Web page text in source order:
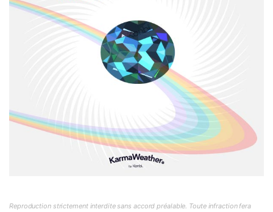
Reproduction strictement interdite sans accord préalable. Toute infraction fera